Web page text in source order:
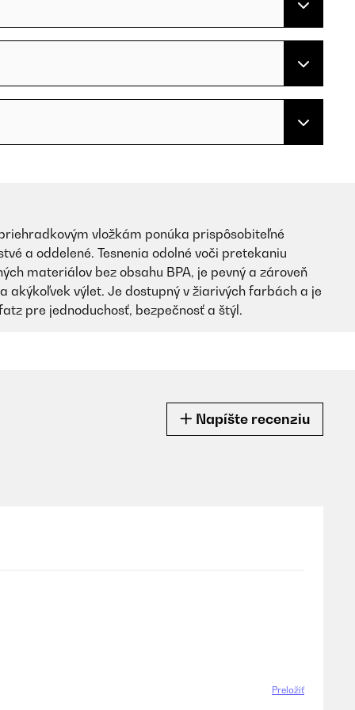
vložkám ponúka prispôsobiteľné
a oddelené. Tesnenia odolné voči pretekaniu
materiálov bez obsahu BPA, je pevný a zároveň
akýkoľvek výlet. Je dostupný v žiarivých farbách a je
pre jednoduchosť, bezpečnosť a štýl.
Napíšte recenziu
Preložiť